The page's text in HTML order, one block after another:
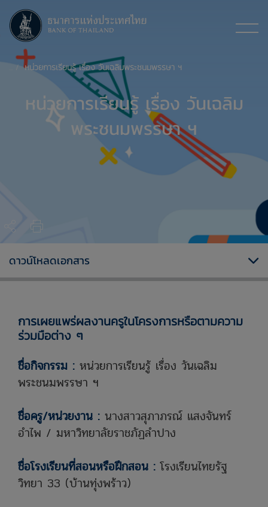
หน่วยการเรียนรู้ เรื่อง วันเฉลิมพระชนมพรรษา ฯ
หน่วยการเรียนรู้ เรื่อง วันเฉลิม
พระชนมพรรษา ฯ
การเผยแพร่ผลงานครูในโครงการหรือตามความ
ร่วมมือต่าง ๆ
ชื่อกิจกรรม : หน่วยการเรียนรู้ เรื่อง วันเฉลิม
พระชนมพรรษา ฯ
ชื่อครู/หน่วยงาน : นางสาวสุภาภรณ์ แสงจันทร์
อำไพ / มหาวิทยาลัยราชภัฏลำปาง
ชื่อโรงเรียนที่สอนหรือฝึกสอน : โรงเรียนไทยรัฐ
วิทยา 33 (บ้านทุ่งพร้าว)
ดาวน์โหลดเอกสาร